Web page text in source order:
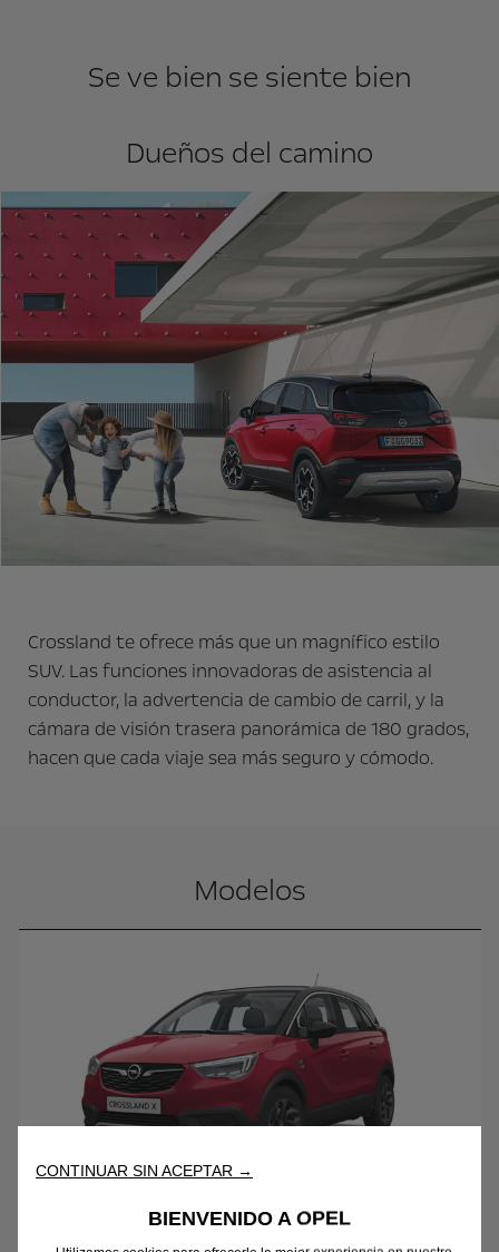
Se ve bien se siente bien
Dueños del camino
Crossland te ofrece más que un magnífico estilo
SUV. Las funciones innovadoras de asistencia al
conductor, la advertencia de cambio de carril, y la
cámara de visión trasera panorámica de 180 grados,
hacen que cada viaje sea más seguro y cómodo.
Modelos
Elegance
CONTINUAR SIN ACEPTAR →
BIENVENIDO A OPEL